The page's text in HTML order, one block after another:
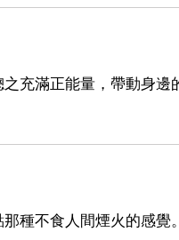
充滿正能量，帶動身
種不食人間煙火的感